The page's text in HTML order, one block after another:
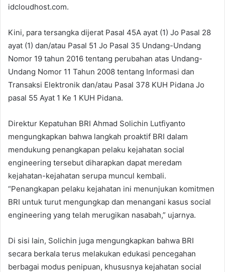
idcloudhost.com.
Kini, para tersangka dijerat Pasal 45A ayat (1) Jo Pasal 28
ayat (1) dan/atau Pasal 51 Jo Pasal 35 Undang-Undang
Nomor 19 tahun 2016 tentang perubahan atas Undang-
Undang Nomor 11 Tahun 2008 tentang Informasi dan
Transaksi Elektronik dan/atau Pasal 378 KUH Pidana Jo
pasal 55 Ayat 1 Ke 1 KUH Pidana.
Direktur Kepatuhan BRI Ahmad Solichin Lutfiyanto
mengungkapkan bahwa langkah proaktif BRI dalam
mendukung penangkapan pelaku kejahatan social
engineering tersebut diharapkan dapat meredam
kejahatan-kejahatan serupa muncul kembali.
“Penangkapan pelaku kejahatan ini menunjukan komitmen
BRI untuk turut mengungkap dan menangani kasus social
engineering yang telah merugikan nasabah,” ujarnya.
Di sisi lain, Solichin juga mengungkapkan bahwa BRI
secara berkala terus melakukan edukasi pencegahan
berbagai modus penipuan, khususnya kejahatan social